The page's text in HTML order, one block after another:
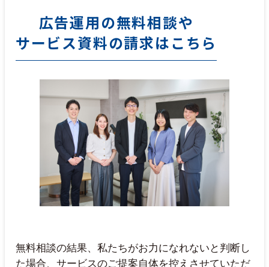
広告運用の無料相談や
サービス資料の請求はこちら
無料相談の結果、私たちがお力になれないと判断し
た場合、サービスのご提案自体を控えさせていただ